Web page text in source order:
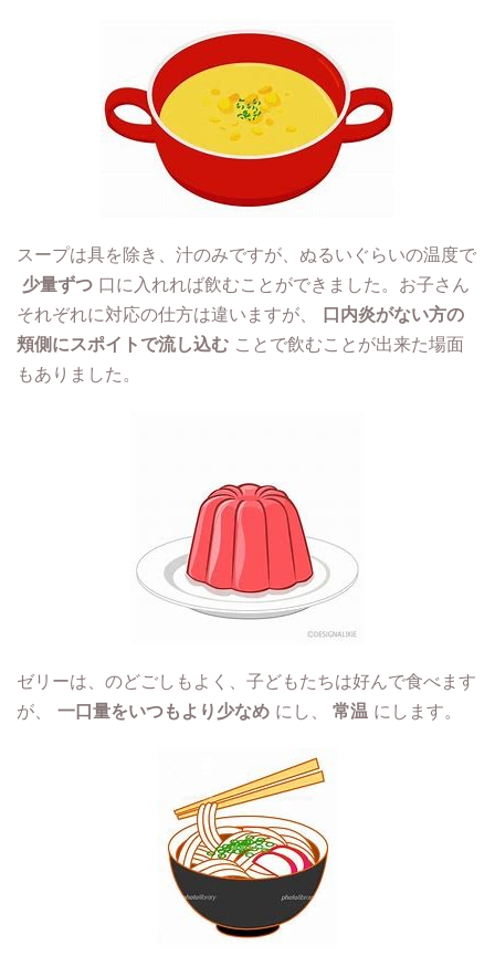
スープは具を除き、汁のみですが、ぬるいぐらいの温度で
少量ずつ 口に入れれば飲むことができました。お子さん
それぞれに対応の仕方は違いますが、
口内炎がない方の
頬側にスポイトで流し込む ことで飲むことが出来た場面
もありました。
ゼリーは、のどごしもよく、子どもたちは好んで食べます
が、
一口量をいつもより少なめ にし、 常温 にします。